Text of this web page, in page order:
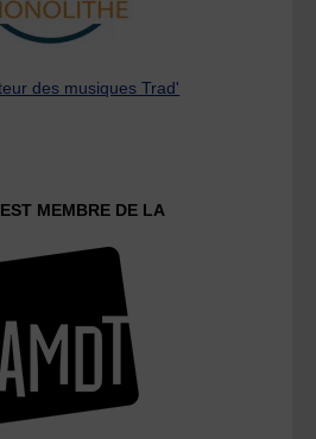
des musiques Trad'
MEMBRE DE LA